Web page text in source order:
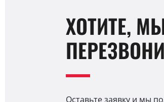
ХОТИТЕ,
Оставьте заявку и мы